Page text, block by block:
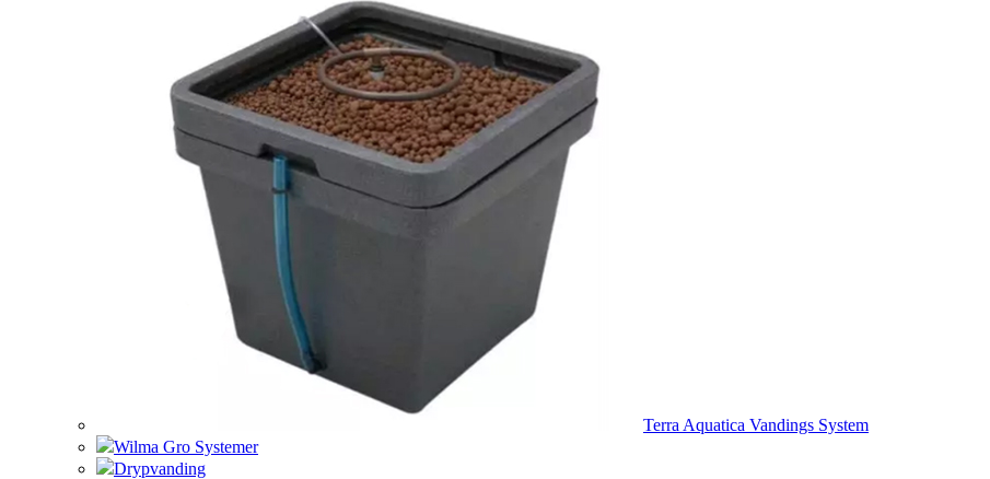
Terra Aquatica Vandings System
Wilma Gro Systemer
Drypvanding